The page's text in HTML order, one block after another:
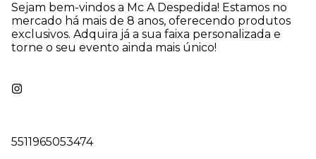
Sejam bem-vindos a Mc A Despedida! Estamos no
mercado há mais de 8 anos, oferecendo produtos
exclusivos. Adquira já a sua faixa personalizada e
torne o seu evento ainda mais único!
5511965053474